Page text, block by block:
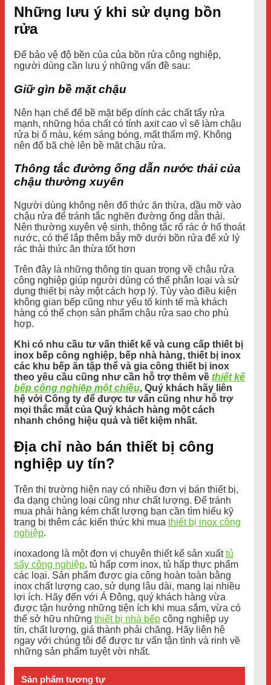
Những lưu ý khi sử dụng bồn
rửa
Để bảo vệ độ bền của của bồn rửa công nghiệp,
người dùng cần lưu ý những vấn đề sau:
Giữ gìn bề mặt chậu
Nên hạn chế để bề mặt bếp dính các chất tẩy rửa
mạnh, những hóa chất có tính axit cao vì sẽ làm chậu
rửa bị ố màu, kém sáng bóng, mất thẩm mỹ. Không
nên đổ bã chè lên bề mặt chậu rửa.
Thông tắc đường ống dẫn nước thải của
chậu thường xuyên
Người dùng không nên đổ thức ăn thừa, dầu mỡ vào
chậu rửa để tránh tắc nghẽn đường ống dẫn thải.
Nên thường xuyên vệ sinh, thông tắc rổ rác ở hố thoát
nước, có thể lắp thêm bẫy mỡ dưới bồn rửa để xử lý
rác thải thức ăn thừa tốt hơn
Trên đây là những thông tin quan trọng về chậu rửa
công nghiệp giúp người dùng có thể phân loại và sử
dụng thiết bị này một cách hợp lý. Tùy vào điều kiện
không gian bếp cũng như yếu tố kinh tế mà khách
hàng có thể chọn sản phẩm chậu rửa sao cho phù
hợp.
Khi có nhu cầu tư vấn thiết kế và cung cấp thiết bị
inox bếp công nghiệp, bếp nhà hàng, thiết bị inox
các khu bếp ăn tập thể và gia công thiết bị inox
theo yêu cầu cũng như cần hỗ trợ thêm về thiết kế
bếp công nghiệp một chiều, Quý khách hãy liên
hệ với Công ty để được tư vấn cũng như hỗ trợ
mọi thắc mắt của Quý khách hàng một cách
nhanh chóng hiệu quả và tiết kiệm nhất.
Địa chỉ nào bán thiết bị công
nghiệp uy tín?
Trên thị trường hiện nay có nhiều đơn vị bán thiết bị,
đa dạng chủng loại cũng như chất lượng. Để tránh
mua phải hàng kém chất lượng bạn cần tìm hiểu kỹ
trang bị thêm các kiến thức khi mua thiết bị inox công
nghiệp.
inoxadong là một đơn vị chuyên thiết kế sản xuấttủ
sấy công nghiệp, tủ hấp cơm inox, tủ hấp thực phẩm
các loại. Sản phẩm được gia công hoàn toàn bằng
inox chất lượng cao, sử dụng lâu dài, mang lại nhiều
lợi ích. Hãy đến với Á Đông, quý khách hàng vừa
được tận hưởng những tiện ích khi mua sắm, vừa có
thể sở hữu những thiết bị nhà bếp công nghiệp uy
tín, chất lượng, giá thành phải chăng. Hãy liên hệ
ngay với chúng tôi để được tư vấn tận tình và rinh về
những sản phẩm tuyệt vời nhất.
Sản phẩm tương tự